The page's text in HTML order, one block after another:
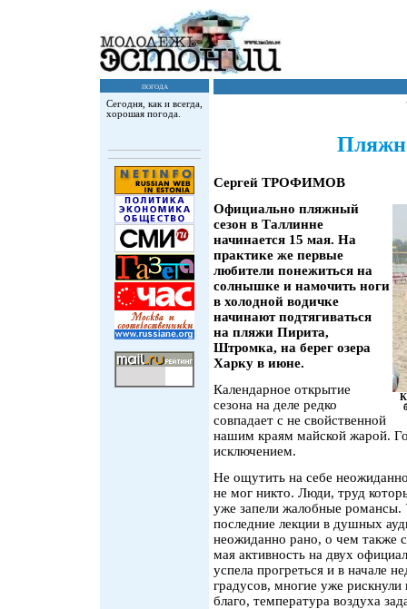
погода
Сегодня, как и всегда,
хорошая погода.
Сергей ТРОФИМОВ
Официально пляжный
сезон в Таллинне
начинается 15 мая. На
практике же первые
любители понежиться на
солнышке и намочить ноги
в холодной водичке
начинают подтягиваться
на пляжи Пирита,
Штромка, на берег озера
Харку в июне.
Календарное открытие
сезона на деле редко
совпадает с не свойственной
нашим краям майской жарой.
исключением.
Не ощутить на себе
не мог никто. Люди, труд
уже запели жалобные романсы.
последние лекции в душных
неожиданно рано, о чем также
мая активность на двух
успела прогреться и в начале
градусов, многие уже
благо, температура воздуха